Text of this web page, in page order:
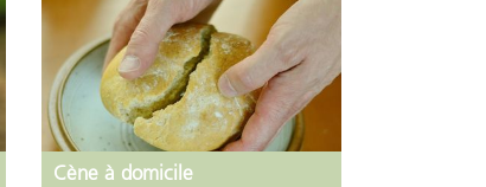
Cène à domicile